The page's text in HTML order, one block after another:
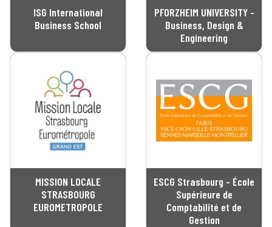
ISG International
Business School
PFORZHEIM UNIVERSITY -
Business, Design &
Engineering
MISSION LOCALE
STRASBOURG
EUROMETROPOLE
ESCG Strasbourg - École
Supérieure de
Comptabilité et de
Gestion